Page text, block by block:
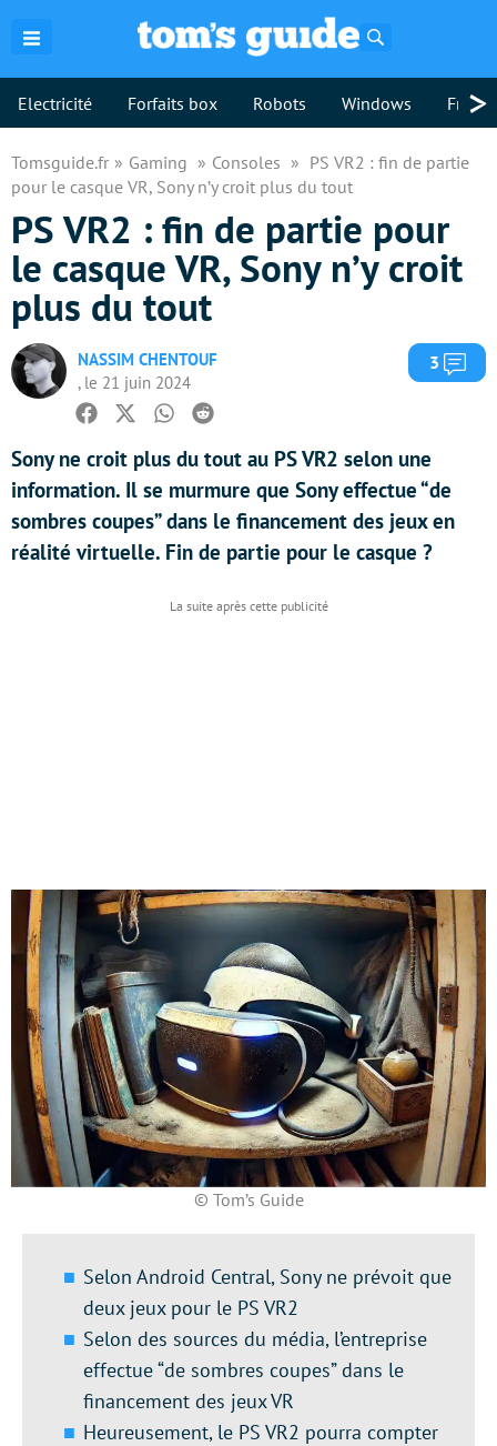
Electricité Forfaits box Robots Windows >
Tomsguide.fr Gaming Consoles
PS VR2 : fin de partie
pour le casque VR, Sony n’y croit plus du tout
PS VR2 : fin de partie pour
le casque VR, Sony n’y croit
plus du tout
NASSIM CHENTOUF
, le 21 juin 2024
3
Facebook
TwitterWhatsapp
Reddit
Sony ne croit plus du tout au PS VR2 selon une
information. Il se murmure que Sony effectue “de
sombres coupes” dans le financement des jeux en
réalité virtuelle. Fin de partie pour le casque ?
© Tom’s Guide
Selon Android Central, Sony ne prévoit que
deux jeux pour le PS VR2
Selon des sources du média, l’entreprise
effectue “de sombres coupes” dans le
financement des jeux VR
Heureusement, le PS VR2 pourra compter